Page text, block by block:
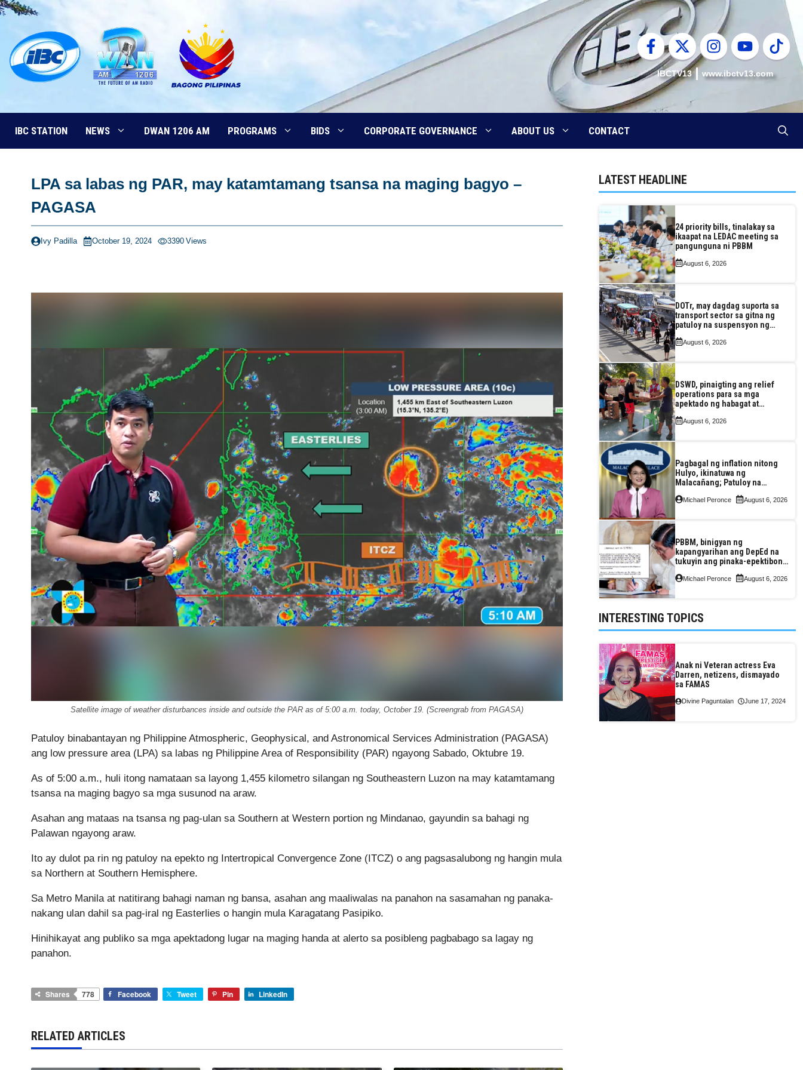
Skip
content
IBCTV13 www.ibctv13.com
IBC STATION NEWS DWAN 1206 AM PROGRAMS BIDS CORPORATE GOVERNANCE ABOUT US CONTACT
LPA sa labas ng PAR, may katamtamang tsansa na maging bagyo –
PAGASA
Ivy Padilla October 19, 2024 3390 Views
Satellite image of weather disturbances inside and outside the PAR as of 5:00 a.m. today, October 19. (Screengrab from PAGASA)
Patuloy binabantayan ng Philippine Atmospheric, Geophysical, and Astronomical Services Administration (PAGASA)
ang low pressure area (LPA) sa labas ng Philippine Area of Responsibility (PAR) ngayong Sabado, Oktubre 19.
As of 5:00 a.m., huli itong namataan sa layong 1,455 kilometro silangan ng Southeastern Luzon na may katamtamang
tsansa na maging bagyo sa mga susunod na araw.
Asahan ang mataas na tsansa ng pag-ulan sa Southern at Western portion ng Mindanao, gayundin sa bahagi ng
Palawan ngayong araw.
Ito ay dulot pa rin ng patuloy na epekto ng Intertropical Convergence Zone (ITCZ) o ang pagsasalubong ng hangin mula
sa Northern at Southern Hemisphere.
Sa Metro Manila at natitirang bahagi naman ng bansa, asahan ang maaliwalas na panahon na sasamahan ng panaka-
nakang ulan dahil sa pag-iral ng Easterlies o hangin mula Karagatang Pasipiko.
Hinihikayat ang publiko sa mga apektadong lugar na maging handa at alerto sa posibleng pagbabago sa lagay ng
panahon.
Shares 778 Facebook Tweet Pin LinkedIn
RELATED ARTICLES
LATEST HEADLINE
24 priority bills, tinalakay sa
ikaapat na LEDAC meeting sa
pangunguna ni PBBM
August 6, 2026
DOTr, may dagdag suporta sa
transport sector sa gitna ng
patuloy na suspensyon ng
August 6, 2026
DSWD, pinaigting ang relief
operations para sa mga
apektado ng habagat at
August 6, 2026
Pagbagal ng inflation nitong
Hulyo, ikinatuwa ng
Malacañang; Patuloy na
seguridad sa pagkain,
Michael Peronce August 6, 2026
PBBM, binigyan ng
kapangyarihan ang DepEd na
tukuyin ang pinaka-epektibong
Michael Peronce August 6, 2026
INTERESTING TOPICS
Anak ni Veteran actress Eva
Darren, netizens, dismayado
sa FAMAS
Divine Paguntalan June 17, 2024